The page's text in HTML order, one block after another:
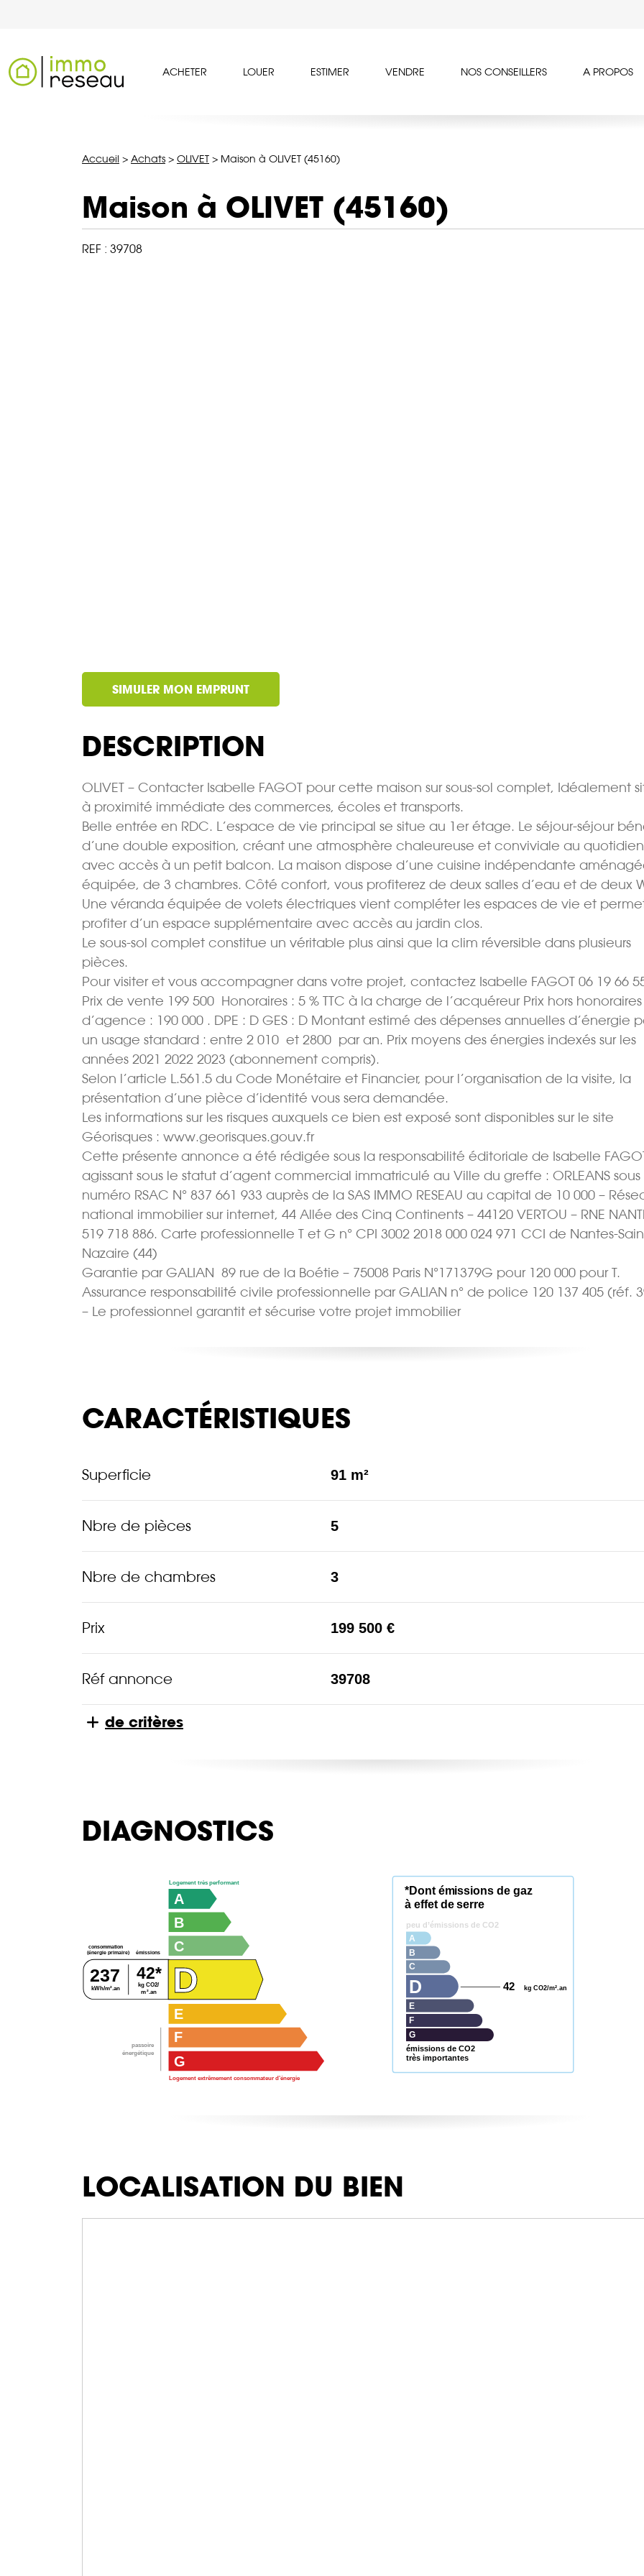
ACHETER LOUER ESTIMER VENDRE NOS CONSEILLERS A PROPOS
Accueil > Achats > OLIVET > Maison à OLIVET (45160)
Maison à OLIVET (45160)
REF : 39708
SIMULER MON EMPRUNT
DESCRIPTION
OLIVET – Contacter Isabelle FAGOT pour cette maison sur sous-sol complet, Idéalement
à proximité immédiate des commerces, écoles et transports.
Belle entrée en RDC. L’espace de vie principal se situe au 1er étage. Le séjour-séjour
d’une double exposition, créant une atmosphère chaleureuse et conviviale au quotidien
avec accès à un petit balcon. La maison dispose d’une cuisine indépendante
équipée, de 3 chambres. Côté confort, vous profiterez de deux salles d’eau et de deux
Une véranda équipée de volets électriques vient compléter les espaces de vie et
profiter d’un espace supplémentaire avec accès au jardin clos.
Le sous-sol complet constitue un véritable plus ainsi que la clim réversible dans plusieurs
pièces.
Pour visiter et vous accompagner dans votre projet, contactez Isabelle FAGOT 06 19 66
Prix de vente 199 500  Honoraires : 5 % TTC à la charge de l’acquéreur Prix hors honoraires
d’agence : 190 000 . DPE : D GES : D Montant estimé des dépenses annuelles d’énergie
un usage standard : entre 2 010  et 2800  par an. Prix moyens des énergies indexés sur les
années 2021 2022 2023 (abonnement compris).
Selon l’article L.561.5 du Code Monétaire et Financier, pour l’organisation de la visite, la
présentation d’une pièce d’identité vous sera demandée.
Les informations sur les risques auxquels ce bien est exposé sont disponibles sur le site
Géorisques : www.georisques.gouv.fr
Cette présente annonce a été rédigée sous la responsabilité éditoriale de Isabelle
agissant sous le statut d’agent commercial immatriculé au Ville du greffe : ORLEANS sous
numéro RSAC N° 837 661 933 auprès de la SAS IMMO RESEAU au capital de 10 000 –
national immobilier sur internet, 44 Allée des Cinq Continents – 44120 VERTOU – RNE
519 718 886. Carte professionnelle T et G n° CPI 3002 2018 000 024 971 CCI de Nantes-
Nazaire (44)
Garantie par GALIAN  89 rue de la Boétie – 75008 Paris N°171379G pour 120 000 pour T.
Assurance responsabilité civile professionnelle par GALIAN n° de police 120 137 405 (réf.
– Le professionnel garantit et sécurise votre projet immobilier
CARACTÉRISTIQUES
Superficie 91 m²
Nbre de pièces 5
Nbre de chambres 3
Prix 199 500 €
Réf annonce 39708
de critères
DIAGNOSTICS
passoire
énergétique
consommation
(énergie primaire)
émissions
kg CO2/
m².an
kWh/m².an
237 42*
G
Logement extrêmement consommateur d’énergie
F
E
D
C
B
A
Logement très performant
émissions de CO2
très importantes
*Dont émissions de gaz
à effet de serre
peu d’émissions de CO2
G
F
E
D 42 kg CO2/m².an
C
B
A
LOCALISATION DU BIEN